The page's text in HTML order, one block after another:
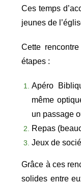
Ces temps
jeunes de
Cette
étapes :
Apéro
même
un passage
Repas
Jeux de
Grâce à ces
solides entre